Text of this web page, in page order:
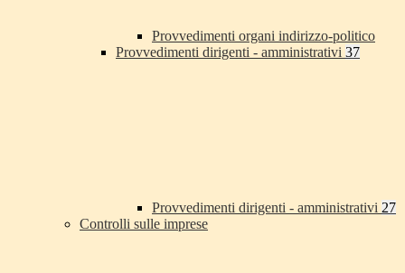
Provvedimenti organi indirizzo-politico
Provvedimenti dirigenti - amministrativi 37
Provvedimenti dirigenti - amministrativi 27
Controlli sulle imprese